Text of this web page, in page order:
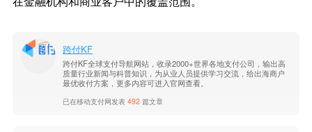
跨付KF
跨付KF全球支付导航网站，收录2000+世界各地支付公司，输出高
质量行业新闻与科普知识，为从业人员提供学习交流，给出海商户
最优收付方案，更多内容可进入官网查看。
已在移动支付网发表492 篇文章